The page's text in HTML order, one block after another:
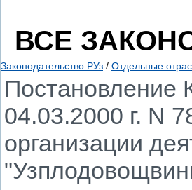
ВСЕ
Законодательство РУз / Отдельные
Постановление
04.03.2000 г. N
организации